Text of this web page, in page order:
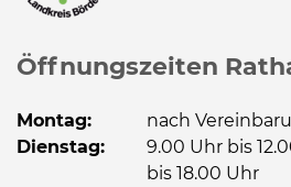
Öffnungszeiten
Montag:
nach
Dienstag:
9.00 Uhr bis
bis 18.00 Uhr